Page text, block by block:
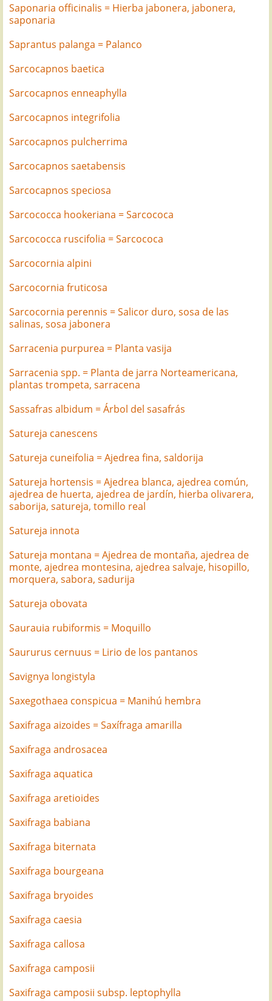
Saponaria officinalis = Hierba jabonera, jabonera,
saponaria
Saprantus palanga = Palanco
Sarcocapnos baetica
Sarcocapnos enneaphylla
Sarcocapnos integrifolia
Sarcocapnos pulcherrima
Sarcocapnos saetabensis
Sarcocapnos speciosa
Sarcococca hookeriana = Sarcococa
Sarcococca ruscifolia = Sarcococa
Sarcocornia alpini
Sarcocornia fruticosa
Sarcocornia perennis = Salicor duro, sosa de las
salinas, sosa jabonera
Sarracenia purpurea = Planta vasija
Sarracenia spp. = Planta de jarra Norteamericana,
plantas trompeta, sarracena
Sassafras albidum = Árbol del sasafrás
Satureja canescens
Satureja cuneifolia = Ajedrea fina, saldorija
Satureja hortensis = Ajedrea blanca, ajedrea común,
ajedrea de huerta, ajedrea de jardín, hierba olivarera,
saborija, satureja, tomillo real
Satureja innota
Satureja montana = Ajedrea de montaña, ajedrea de
monte, ajedrea montesina, ajedrea salvaje, hisopillo,
morquera, sabora, sadurija
Satureja obovata
Saurauia rubiformis = Moquillo
Saururus cernuus = Lirio de los pantanos
Savignya longistyla
Saxegothaea conspicua = Manihú hembra
Saxifraga aizoides = Saxífraga amarilla
Saxifraga androsacea
Saxifraga aquatica
Saxifraga aretioides
Saxifraga babiana
Saxifraga biternata
Saxifraga bourgeana
Saxifraga bryoides
Saxifraga caesia
Saxifraga callosa
Saxifraga camposii
Saxifraga camposii subsp. leptophylla